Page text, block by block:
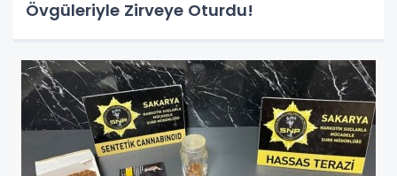
Övgüleriyle Zirveye Oturdu!